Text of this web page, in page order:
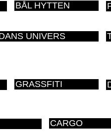
BÅL HYTTEN
UNIVERS
GRASSFITI
CARGO